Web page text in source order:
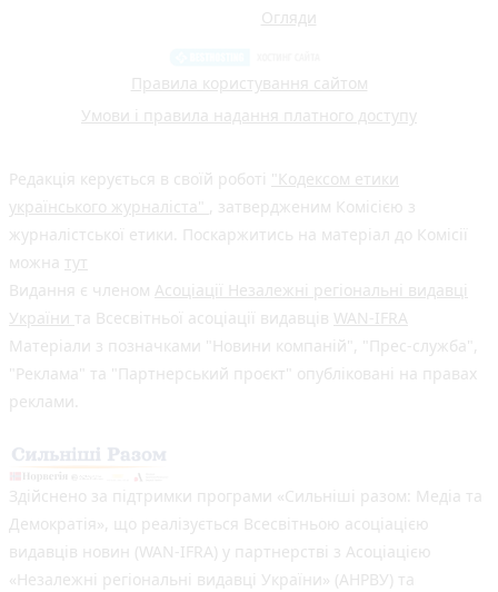
Огляди
Правила користування сайтом
Умови і правила надання платного доступу
Редакція керується в своїй роботі "Кодексом етики
українського журналіста" , затвердженим Комісією з
журналістської етики. Поскаржитись на матеріал до Комісії
можна тут
Видання є членом Асоціації Незалежні регіональні видавці
України та Всесвітньої асоціації видавців WAN-IFRA
Матеріали з позначками "Новини компаній", "Прес-служба",
"Реклама" та "Партнерський проєкт" опубліковані на правах
реклами.
Здійснено за підтримки програми «Сильніші разом: Медіа та
Демократія», що реалізується Всесвітньою асоціацією
видавців новин (WAN-IFRA) у партнерстві з Асоціацією
«Незалежні регіональні видавці України» (АНРВУ) та